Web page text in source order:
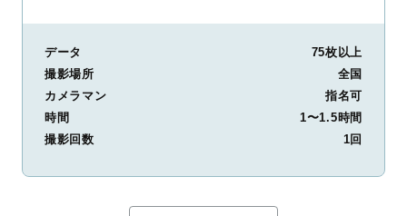
データ
75枚以上
撮影場所
全国
カメラマン
指名可
時間
1〜1.5時間
撮影回数
1回